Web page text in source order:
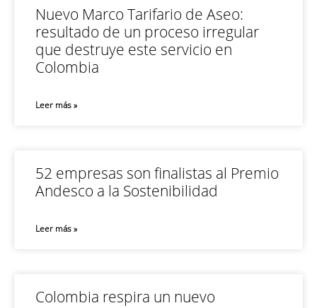
Nuevo Marco Tarifario de Aseo:
resultado de un proceso irregular
que destruye este servicio en
Colombia
Leer más »
52 empresas son finalistas al Premio
Andesco a la Sostenibilidad
Leer más »
Colombia respira un nuevo